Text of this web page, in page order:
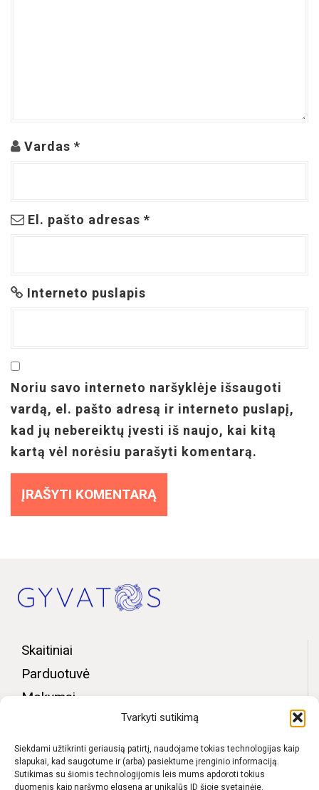
Tvarkyti sutikimą
Siekdami užtikrinti geriausią patirtį, naudojame tokias technologijas kaip
slapukai, kad saugotume ir (arba) pasiektume įrenginio informaciją.
Sutikimas su šiomis technologijomis leis mums apdoroti tokius
duomenis kaip naršymo elgsena ar unikalūs ID šioje svetainėje.
Vardas *
El. pašto adresas *
Interneto puslapis
Noriu savo interneto naršyklėje išsaugoti
vardą, el. pašto adresą ir interneto puslapį,
kad jų nebereiktų įvesti iš naujo, kai kitą
kartą vėl norėsiu parašyti komentarą.
Skaitiniai
Parduotuvė
Mokymai
Bendruomenės zona
Apie mus
Kontaktai